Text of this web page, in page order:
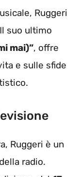
Ruggeri
suo ultimo
mai)”, offre
e sulle sfide
Ruggeri è un
radio.